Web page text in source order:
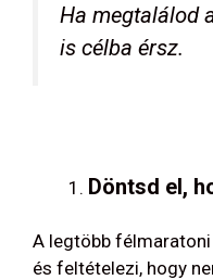
Ha megtalálod
is célba érsz.
Döntsd el,
A legtöbb
és feltételezi, hogy